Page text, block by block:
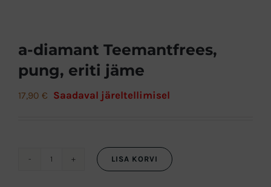
a-diamant Teemantfrees,
pung, eriti jäme
17,90 € Saadaval järeltellimisel
LISA KORVI